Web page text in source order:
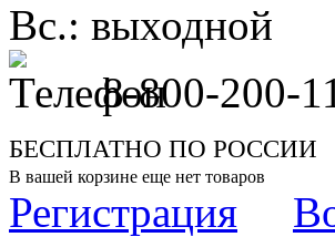
Вс.: выходной
8-800-200-
БЕСПЛАТНО ПО РОССИИ
В вашей корзине еще нет товаров
Регистрация